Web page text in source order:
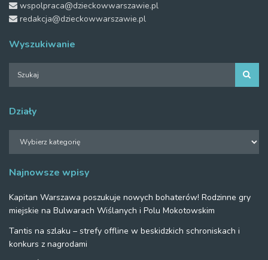
wspolpraca@dzieckowwarszawie.pl
redakcja@dzieckowwarszawie.pl
Wyszukiwanie
Działy
Najnowsze wpisy
Kapitan Warszawa poszukuje nowych bohaterów! Rodzinne gry
miejskie na Bulwarach Wiślanych i Polu Mokotowskim
Tantis na szlaku – strefy offline w beskidzkich schroniskach i
konkurs z nagrodami